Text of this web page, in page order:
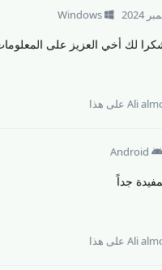
Windows
لك أخي العزيز على المعلومات
Ali على هذا
Android
جداً
Ali على هذا